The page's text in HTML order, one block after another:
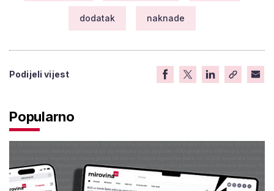
dodatak naknade
Podijeli vijest
Popularno